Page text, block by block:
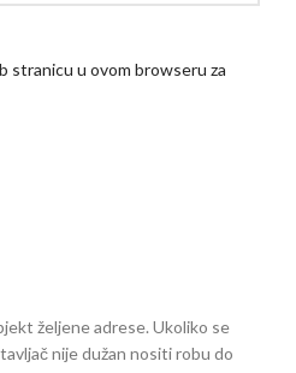
stranicu u ovom browseru za
željene adrese. Ukoliko se
nije dužan nositi robu do